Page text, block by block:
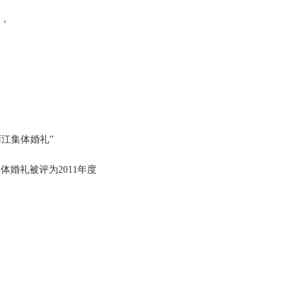
集体婚礼”
婚礼被评为2011年度